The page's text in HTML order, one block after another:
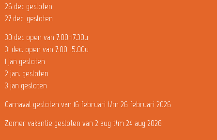
26 dec gesloten
27 dec. gesloten
30 dec open van 7.00-17.30u
31 dec. open van 7.00-15.00u
1 jan gesloten
2 jan. gesloten
3 jan gesloten
Carnaval gesloten van 16 februari t/m 26 februari 2026
Zomer vakantie gesloten van 2 aug t/m 24 aug 2026